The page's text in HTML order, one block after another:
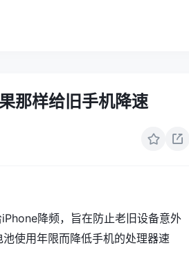
那样给旧手机降速
降频，旨在防止老旧设备意外
使用年限而降低手机的处理器速